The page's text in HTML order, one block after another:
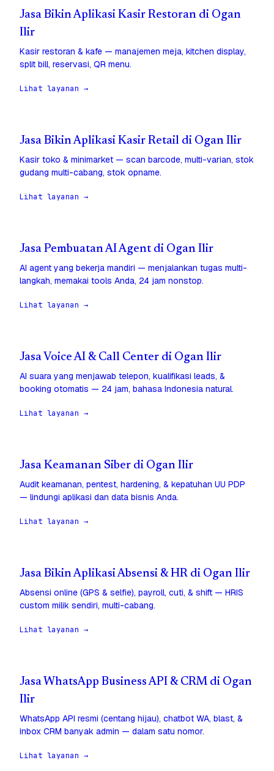
Jasa Bikin Aplikasi Kasir Restoran di Ogan
Ilir
Kasir restoran & kafe — manajemen meja, kitchen display,
split bill, reservasi, QR menu.
Lihat layanan →
Jasa Bikin Aplikasi Kasir Retail di Ogan Ilir
Kasir toko & minimarket — scan barcode, multi-varian, stok
gudang multi-cabang, stok opname.
Lihat layanan →
Jasa Pembuatan AI Agent di Ogan Ilir
AI agent yang bekerja mandiri — menjalankan tugas multi-
langkah, memakai tools Anda, 24 jam nonstop.
Lihat layanan →
Jasa Voice AI & Call Center di Ogan Ilir
AI suara yang menjawab telepon, kualifikasi leads, &
booking otomatis — 24 jam, bahasa Indonesia natural.
Lihat layanan →
Jasa Keamanan Siber di Ogan Ilir
Audit keamanan, pentest, hardening, & kepatuhan UU PDP
— lindungi aplikasi dan data bisnis Anda.
Lihat layanan →
Jasa Bikin Aplikasi Absensi & HR di Ogan Ilir
Absensi online (GPS & selfie), payroll, cuti, & shift — HRIS
custom milik sendiri, multi-cabang.
Lihat layanan →
Jasa WhatsApp Business API & CRM di Ogan
Ilir
WhatsApp API resmi (centang hijau), chatbot WA, blast, &
inbox CRM banyak admin — dalam satu nomor.
Lihat layanan →